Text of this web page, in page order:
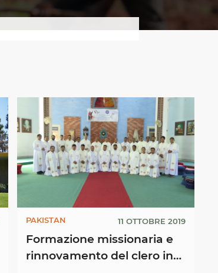
PAKISTAN 11 OTTOBRE 2019
Formazione missionaria e
rinnovamento del clero in